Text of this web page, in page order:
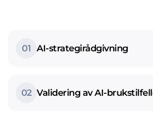
01 AI-strategirådgivning
02 Validering av AI-